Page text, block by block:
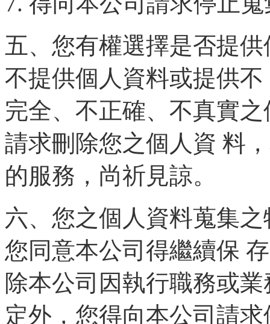
五、您有權選擇是否提
不提供個人資料或提供不
完全、不正確、不真實
請求刪除您之個人資 料
的服務，尚祈見諒。
六、您之個人資料蒐集
您同意本公司得繼續保
除本公司因執行職務或
定外，您得向本公司請